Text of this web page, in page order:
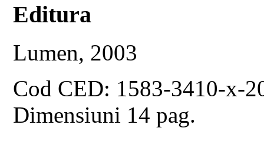
Editura
Lumen, 2003
Cod CED: 1583-3410-x-
Dimensiuni 14 pag.